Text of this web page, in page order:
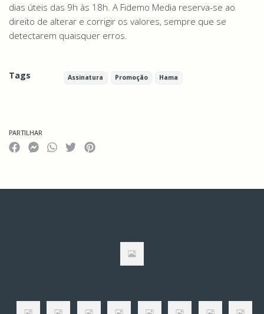
dias úteis das 9h às 18h. A Fidemo Media reserva-se ao
direito de alterar e corrigir os valores, sempre que se
detectarem quaisquer erros.
Tags Assinatura Promoção Hama
PARTILHAR